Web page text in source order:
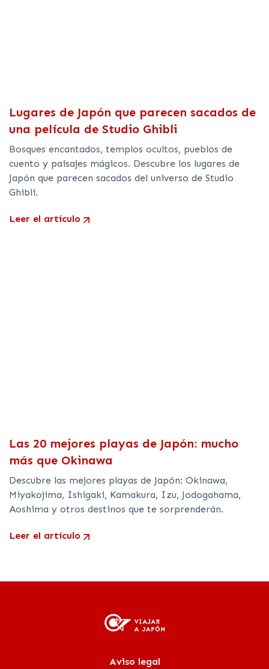
Lugares de Japón que parecen sacados de
una película de Studio Ghibli
Bosques encantados, templos ocultos, pueblos de
cuento y paisajes mágicos. Descubre los lugares de
Japón que parecen sacados del universo de Studio
Ghibli.
Leer el artículo
Las 20 mejores playas de Japón: mucho
más que Okinawa
Descubre las mejores playas de Japón: Okinawa,
Miyakojima, Ishigaki, Kamakura, Izu, Jodogahama,
Aoshima y otros destinos que te sorprenderán.
Leer el artículo
Aviso legal